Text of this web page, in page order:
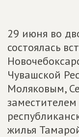
29 июня во
состоялась
Чувашской
Моляковым,
жилья